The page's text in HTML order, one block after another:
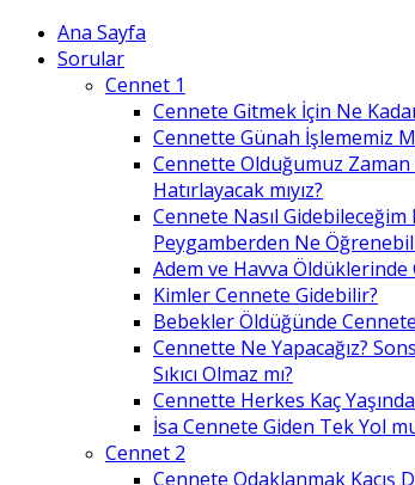
Ana Sayfa
Sorular
Cennet 1
Cennete Gitmek İçin Ne
Cennette Günah İşlememiz
Cennette Olduğumuz Zaman
Hatırlayacak mıyız?
Cennete Nasıl
Peygamberden Ne
Adem ve Havva
Kimler Cennete Gidebilir?
Bebekler Öldüğünde
Cennette Ne Yapacağız?
Sıkıcı Olmaz mı?
Cennette Herkes Kaç
İsa Cennete Giden Tek Yol
Cennet 2
Cennete Odaklanmak Kaçış